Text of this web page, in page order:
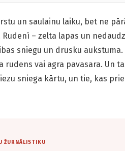
un sau­lainu laiku, bet ne
– zelta lapas un
sniegu un drusku
rudens vai agra pavasara. Un
sniega kārtu, un tie, kas
ŽURNĀLISTIKU